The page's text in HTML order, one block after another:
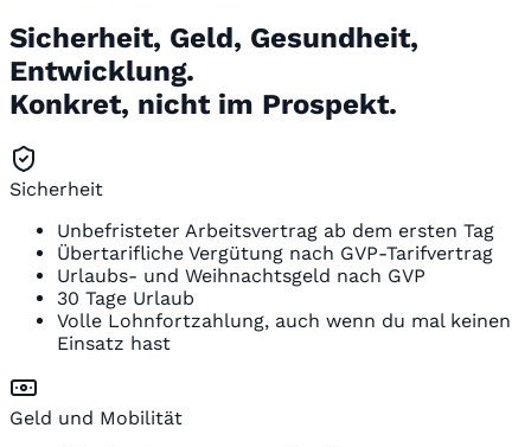
Sicherheit, Geld, Gesundheit,
Entwicklung.
Konkret, nicht im Prospekt.
Sicherheit
Unbefristeter Arbeitsvertrag ab dem ersten Tag
Übertarifliche Vergütung nach GVP-Tarifvertrag
Urlaubs- und Weihnachtsgeld nach GVP
30 Tage Urlaub
Volle Lohnfortzahlung, auch wenn du mal keinen
Einsatz hast
Geld und Mobilität